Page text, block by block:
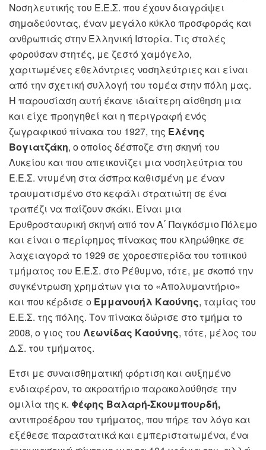
Νοσηλευτικής του Ε.Ε.Σ. που έχουν διαγράψει
σημαδεύοντας, έναν μεγάλο κύκλο προσφοράς και
ανθρωπιάς στην Ελληνική Ιστορία. Τις στολές
φορούσαν στητές, με ζεστό χαμόγελο,
χαριτωμένες εθελόντριες νοσηλεύτριες και είναι
από την σχετική συλλογή του τομέα στην πόλη μας.
Η παρουσίαση αυτή έκανε ιδιαίτερη αίσθηση μια
και είχε προηγηθεί και η περιγραφή ενός
ζωγραφικού πίνακα του 1927, της Ελένης
Βογιατζάκη, ο οποίος δέσποζε στη σκηνή του
Λυκείου και που απεικονίζει μια νοσηλεύτρια του
Ε.Ε.Σ. ντυμένη στα άσπρα καθισμένη με έναν
τραυματισμένο στο κεφάλι στρατιώτη σε ένα
τραπέζι να παίζουν σκάκι. Είναι μια
Ερυθροσταυρική σκηνή από τον Α΄ Παγκόσμιο Πόλεμο
και είναι ο περίφημος πίνακας που κληρώθηκε σε
λαχειαγορά το 1929 σε χοροεσπερίδα του τοπικού
τμήματος του Ε.Ε.Σ. στο Ρέθυμνο, τότε, με σκοπό την
συγκέντρωση χρημάτων για το «Απολυμαντήριο»
και που κέρδισε ο Εμμανουήλ Καούνης, ταμίας του
Ε.Ε.Σ. της πόλης. Τον πίνακα δώρισε στο τμήμα το
2008, ο γιος του Λεωνίδας Καούνης, τότε, μέλος του
Δ.Σ. του τμήματος.
Έτσι με συναισθηματική φόρτιση και αυξημένο
ενδιαφέρον, το ακροατήριο παρακολούθησε την
ομιλία της κ. Φέφης Βαλαρή-Σκουμπουρδή,
αντιπροέδρου του τμήματος, που πήρε τον λόγο και
εξέθεσε παραστατικά και εμπεριστατωμένα, ένα